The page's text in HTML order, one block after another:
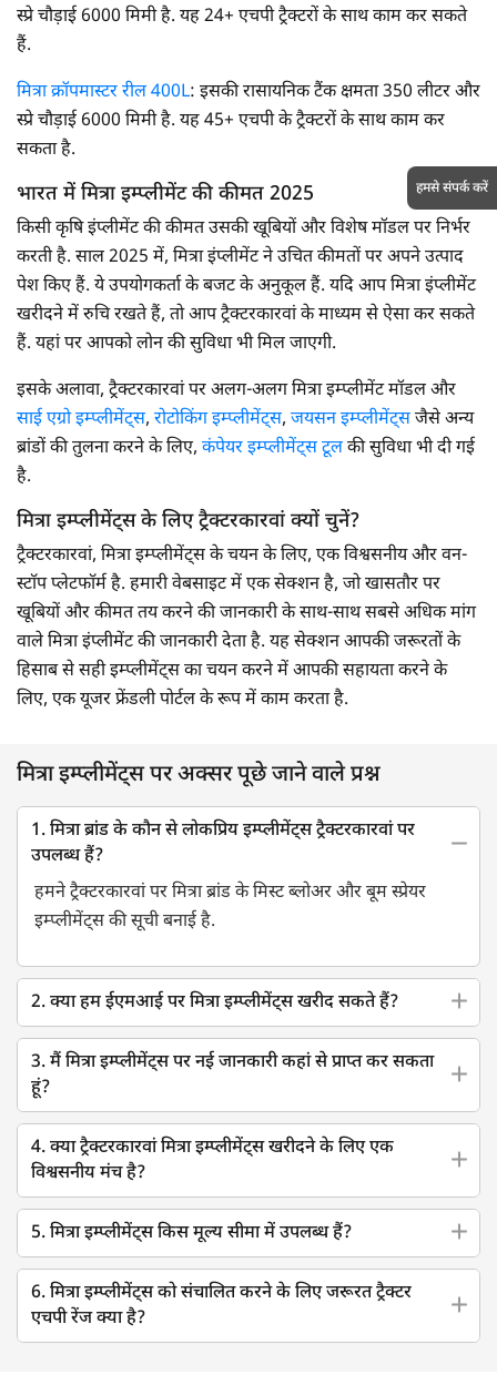
स्प्रे चौड़ाई 6000 मिमी है. यह 24+ एचपी ट्रैक्टरों के साथ काम कर सकते
हैं.
मित्रा क्रॉपमास्टर रील 400L: इसकी रासायनिक टैंक क्षमता 350 लीटर और
स्प्रे चौड़ाई 6000 मिमी है. यह 45+ एचपी के ट्रैक्टरों के साथ काम कर
सकता है.
भारत में मित्रा इम्प्लीमेंट की कीमत 2025
किसी कृषि इंप्लीमेंट की कीमत उसकी खूबियों और विशेष मॉडल पर निर्भर
करती है. साल 2025 में, मित्रा इंप्लीमेंट ने उचित कीमतों पर अपने उत्पाद
पेश किए हैं. ये उपयोगकर्ता के बजट के अनुकूल हैं. यदि आप मित्रा इंप्लीमेंट
खरीदने में रुचि रखते हैं, तो आप ट्रैक्टरकारवां के माध्यम से ऐसा कर सकते
हैं. यहां पर आपको लोन की सुविधा भी मिल जाएगी.
इसके अलावा, ट्रैक्टरकारवां पर अलग-अलग मित्रा इम्प्लीमेंट मॉडल और
साई एग्रो इम्प्लीमेंट्स, रोटोकिंग इम्प्लीमेंट्स, जयसन इम्प्लीमेंट्सजैसे अन्य
ब्रांडों की तुलना करने के लिए, कंपेयर इम्प्लीमेंट्स टूलकी सुविधा भी दी गई
है.
मित्रा इम्प्लीमेंट्स के लिए ट्रैक्टरकारवां क्यों चुनें?
ट्रैक्टरकारवां, मित्रा इम्प्लीमेंट्स के चयन के लिए, एक विश्वसनीय और वन-
स्टाॅप प्लेटफाॅर्म है. हमारी वेबसाइट में एक सेक्शन है, जो खासतौर पर
खूबियों और कीमत तय करने की जानकारी के साथ-साथ सबसे अधिक मांग
वाले मित्रा इंप्लीमेंट की जानकारी देता है. यह सेक्शन आपकी जरूरतों के
हिसाब से सही इम्प्लीमेंट्स का चयन करने में आपकी सहायता करने के
लिए, एक यूजर फ्रेंडली पोर्टल के रूप में काम करता है.
मित्रा इम्प्लीमेंट्स पर अक्सर पूछे जाने वाले प्रश्न
1. मित्रा ब्रांड के कौन से लोकप्रिय इम्प्लीमेंट्स ट्रैक्टरकारवां पर
उपलब्ध हैं?
हमने ट्रैक्टरकारवां पर मित्रा ब्रांड के मिस्ट ब्लोअर और बूम स्प्रेयर
इम्प्लीमेंट्स की सूची बनाई है.
2. क्या हम ईएमआई पर मित्रा इम्प्लीमेंट्स खरीद सकते हैं?
3. मैं मित्रा इम्प्लीमेंट्स पर नई जानकारी कहां से प्राप्त कर सकता
हूं?
4. क्या ट्रैक्टरकारवां मित्रा इम्प्लीमेंट्स खरीदने के लिए एक
विश्वसनीय मंच है?
5. मित्रा इम्प्लीमेंट्स किस मूल्य सीमा में उपलब्ध हैं?
6. मित्रा इम्प्लीमेंट्स को संचालित करने के लिए जरूरत ट्रैक्टर
एचपी रेंज क्या है?
हमसे संपर्क करें